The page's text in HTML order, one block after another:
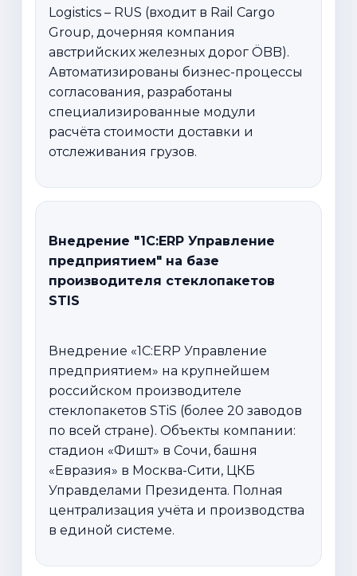
Logistics – RUS (входит в Rail Cargo
Group, дочерняя компания
австрийских железных дорог ÖBB).
Автоматизированы бизнес-процессы
согласования, разработаны
специализированные модули
расчёта стоимости доставки и
отслеживания грузов.
Внедрение "1С:ERP Управление
предприятием" на базе
производителя стеклопакетов
STIS
Внедрение «1С:ERP Управление
предприятием» на крупнейшем
российском производителе
стеклопакетов STiS (более 20 заводов
по всей стране). Объекты компании:
стадион «Фишт» в Сочи, башня
«Евразия» в Москва-Сити, ЦКБ
Управделами Президента. Полная
централизация учёта и производства
в единой системе.